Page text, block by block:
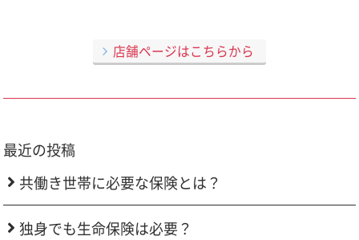
店舗ページはこちらから
最近の投稿
共働き世帯に必要な保険とは？
独身でも生命保険は必要？